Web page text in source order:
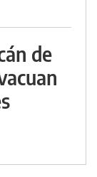
de